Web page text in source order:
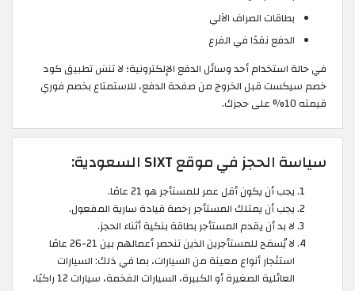
بطاقات الصراف الآلي
الدفع نقدًا في الفرع
في حالة استخدام أحد وسائل الدفع الإلكترونية؛ لا تنسَ تطبيق كود
خصم سيكست قبل الخروج من صفحة الدفع، للاستمتاع بخصم فوري
قيمته 10% على حجزك.
سياسة الحجز في موقع SIXT السعودية:
يجب أن يكون أقل عمر للمستأجر هو 21 عامًا.
يجب أن يمتلك المستأجر رخصة قيادة سارية المفعول.
لا بد أن يقدم المستأجر بطاقة بنكية أثناء الحجز.
لا يُسمَح للمستأجرين الذين تنحصر أعمالهم بين 21-26 عامًا
استئجار أنواع معينة من السيارات، بما في ذلك: السيارات
العائلية الصغيرة أو الكبيرة، السيارات الفخمة، سيارات 12 راكبًا،